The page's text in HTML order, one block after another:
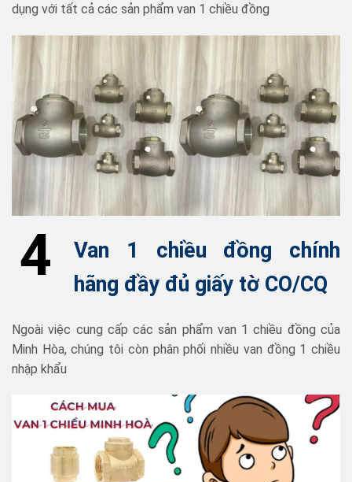
dụng với tất cả các sản phẩm van 1 chiều đồng
4
Van 1 chiều đồng chính
hãng đầy đủ giấy tờ CO/CQ
Ngoài việc cung cấp các sản phẩm van 1 chiều đồng của
Minh Hòa, chúng tôi còn phân phối nhiều van đồng 1 chiều
nhập khẩu